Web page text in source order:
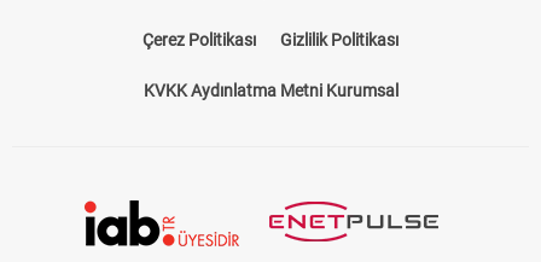
Çerez Politikası Gizlilik Politikası
KVKK Aydınlatma Metni Kurumsal